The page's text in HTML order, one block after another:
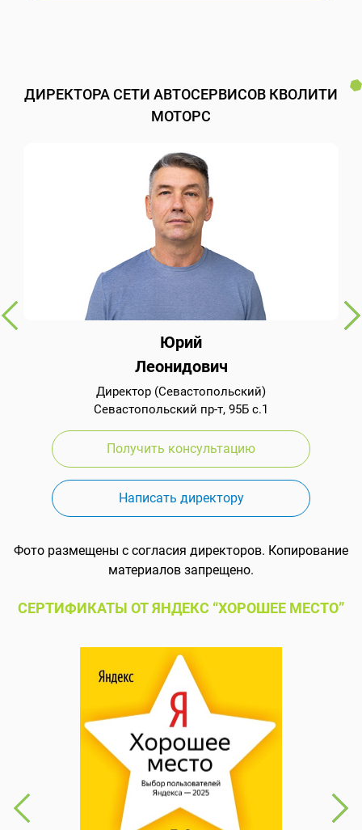
ДИРЕКТОРА СЕТИ АВТОСЕРВИСОВ КВОЛИТИ
МОТОРС
Юрий
Леонидович
Директор (Севастопольский)
Севастопольский пр-т, 95Б с.1
Получить консультацию
Написать директору
Фото размещены с согласия директоров. Копирование
материалов запрещено.
СЕРТИФИКАТЫ ОТ ЯНДЕКС “ХОРОШЕЕ МЕСТО”